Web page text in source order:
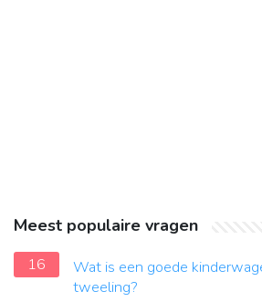
Meest populaire vragen
16
Wat is een goede
tweeling?